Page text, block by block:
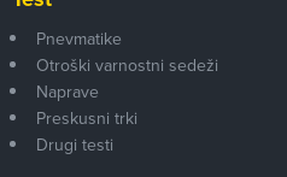
Pnevmatike
Otroški varnostni sedeži
Naprave
Preskusni trki
Drugi testi